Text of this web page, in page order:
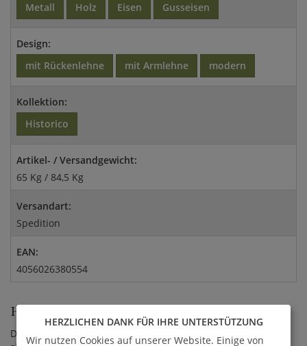
Metall
Holz Eisen Gusseisen
Design:
mit Rückenlehne
mit Armlehne modern
Kollektion:
Historico
Artikel- / Versandgewicht:
65 Kg / 84,5 Kg
Versandart:
Spedition
EAN:
4056026380554
HINWEISE ZUM MATERIAL
Die Stahl- und Gusseisen - Elemente der Historico Kollektion
HERZLICHEN DANK FÜR IHRE UNTERSTÜTZUNG
Wir nutzen Cookies auf unserer Website. Einige von